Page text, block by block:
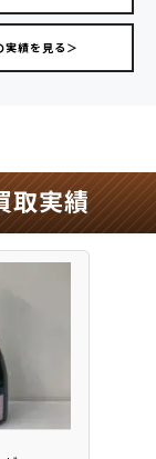
実績を見る＞
取実績